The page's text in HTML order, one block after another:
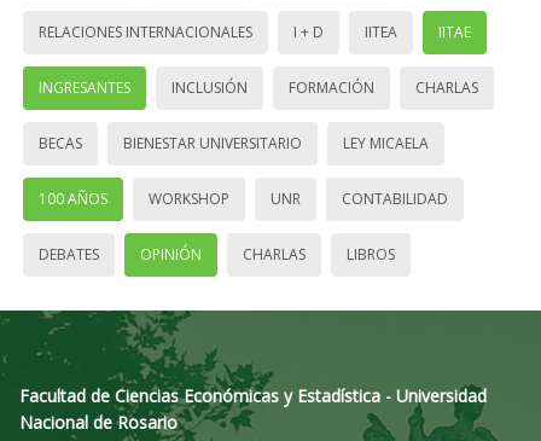
RELACIONES INTERNACIONALES I + D IITEA IITAE
INGRESANTES INCLUSIÓN FORMACIÓN CHARLAS
BECAS BIENESTAR UNIVERSITARIO LEY MICAELA
100 AÑOS WORKSHOP UNR CONTABILIDAD
DEBATES OPINIÓN CHARLAS LIBROS
Facultad de Ciencias Económicas y Estadística - Universidad
Nacional de Rosario